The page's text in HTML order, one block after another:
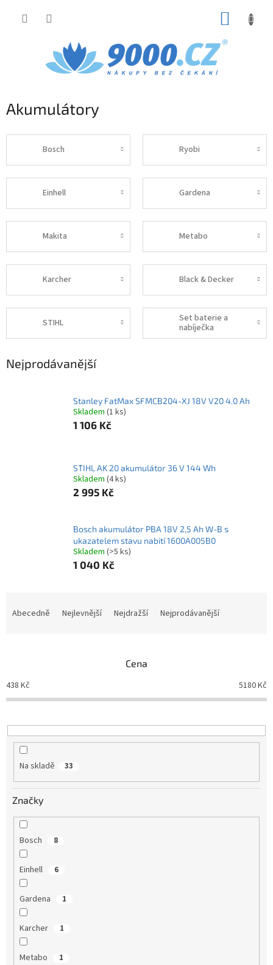
Akumulátory
Bosch Ryobi
Einhell Gardena
Makita Metabo
Karcher Black & Decker
STIHL
Set baterie a
nabíječka
Nejprodávanější
Stanley FatMax SFMCB204-XJ 18V V20 4.0 Ah
Skladem (1 ks)
1 106 Kč
STIHL AK 20 akumulátor 36 V 144 Wh
Skladem (4 ks)
2 995 Kč
Bosch akumulátor PBA 18V 2,5 Ah W-B s
ukazatelem stavu nabití 1600A005B0
Skladem (>5 ks)
1 040 Kč
p
r
o
u
Abecedně Nejlevnější Nejdražší Nejprodávanější
Cena
438 Kč 5180Kč
Na skladě 33
Značky
Bosch 8
Einhell 6
Gardena 1
Karcher 1
Metabo 1